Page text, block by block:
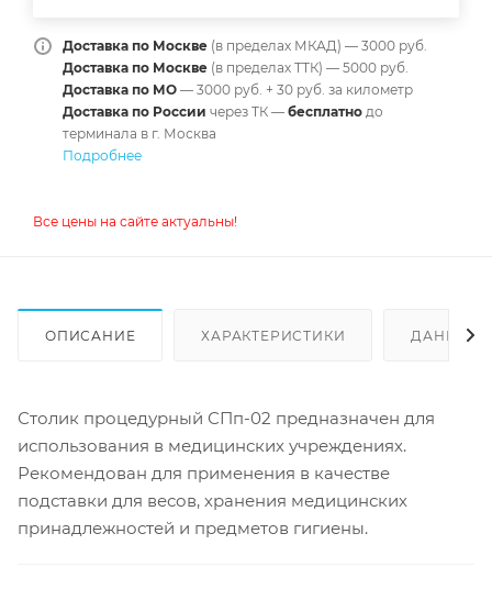
Доставка по Москве (в пределах МКАД) — 3000 руб.
Доставка по Москве (в пределах ТТК) — 5000 руб.
Доставка по МО — 3000 руб. + 30 руб. за километр
Доставка по России через ТК — бесплатно до
терминала в г. Москва
Подробнее
Все цены на сайте актуальны!
ОПИСАНИЕ ХАРАКТЕРИСТИКИ ДАННЫЕ
Столик процедурный СПп-02 предназначен для
использования в медицинских учреждениях.
Рекомендован для применения в качестве
подставки для весов, хранения медицинских
принадлежностей и предметов гигиены.